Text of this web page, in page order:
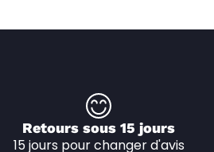
Retours sous 15 jours
15 jours pour changer d'avis